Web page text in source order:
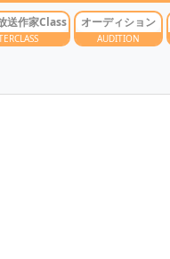
送作家Class オーディション
AUDITION